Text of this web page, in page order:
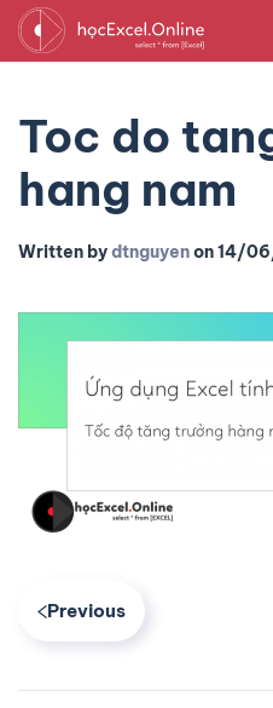
Toc do
hang nam
Written bydtnguyenon14/
Previous